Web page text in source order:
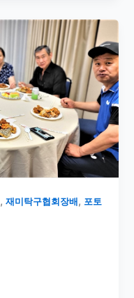
,재미탁구협회장배, 포토